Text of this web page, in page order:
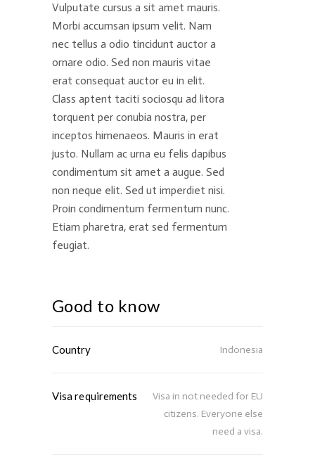
Vulputate cursus a sit amet mauris.
Morbi accumsan ipsum velit. Nam
nec tellus a odio tincidunt auctor a
ornare odio. Sed non mauris vitae
erat consequat auctor eu in elit.
Class aptent taciti sociosqu ad litora
torquent per conubia nostra, per
inceptos himenaeos. Mauris in erat
justo. Nullam ac urna eu felis dapibus
condimentum sit amet a augue. Sed
non neque elit. Sed ut imperdiet nisi.
Proin condimentum fermentum nunc.
Etiam pharetra, erat sed fermentum
feugiat.
Good to know
Country Indonesia
Visa requirements
Visa in not needed for EU
citizens. Everyone else
need a visa.